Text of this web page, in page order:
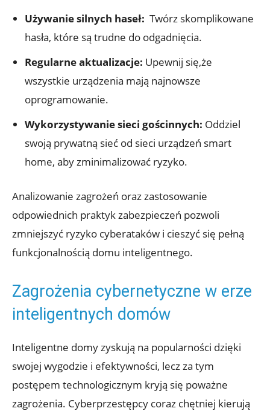
Używanie silnych haseł: ​ Twórz skomplikowane
hasła, które są trudne do⁣ odgadnięcia.
Regularne aktualizacje: Upewnij się,że
wszystkie urządzenia mają ⁢najnowsze
oprogramowanie.
Wykorzystywanie sieci gościnnych: Oddziel
swoją prywatną sieć od sieci ​urządzeń smart
home, aby zminimalizować ryzyko.
Analizowanie zagrożeń oraz ⁤zastosowanie
odpowiednich praktyk zabezpieczeń pozwoli
zmniejszyć ryzyko cyberataków i cieszyć się pełną
funkcjonalnością domu inteligentnego.
Zagrożenia ⁢cybernetyczne w erze
inteligentnych domów
Inteligentne domy zyskują na popularności dzięki
swojej wygodzie i efektywności, lecz⁣ za​ tym ​
postępem technologicznym kryją się⁤ poważne
zagrożenia. Cyberprzestępcy ⁢coraz chętniej kierują